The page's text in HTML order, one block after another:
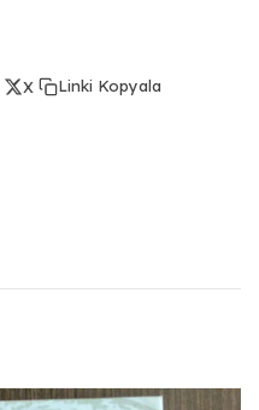
X Linki Kopyala